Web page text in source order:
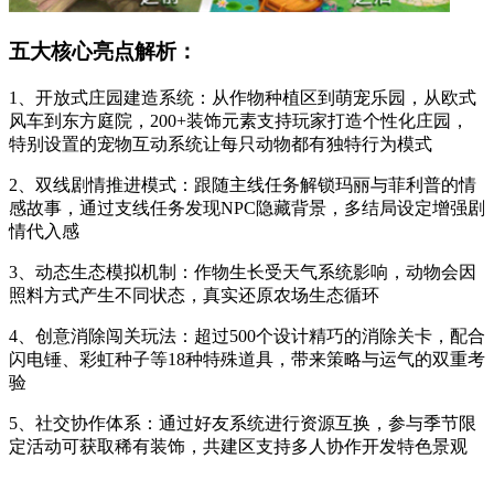
五大核心亮点解析：
1、开放式庄园建造系统：从作物种植区到萌宠乐园，从欧式
风车到东方庭院，200+装饰元素支持玩家打造个性化庄园，
特别设置的宠物互动系统让每只动物都有独特行为模式
2、双线剧情推进模式：跟随主线任务解锁玛丽与菲利普的情
感故事，通过支线任务发现NPC隐藏背景，多结局设定增强剧
情代入感
3、动态生态模拟机制：作物生长受天气系统影响，动物会因
照料方式产生不同状态，真实还原农场生态循环
4、创意消除闯关玩法：超过500个设计精巧的消除关卡，配合
闪电锤、彩虹种子等18种特殊道具，带来策略与运气的双重考
验
5、社交协作体系：通过好友系统进行资源互换，参与季节限
定活动可获取稀有装饰，共建区支持多人协作开发特色景观